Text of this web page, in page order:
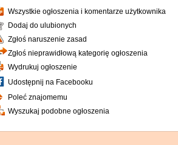
Wszystkie ogłoszenia i komentarze użytkownika
Dodaj do ulubionych
Zgłoś naruszenie zasad
Zgłoś nieprawidłową kategorię ogłoszenia
Wydrukuj ogłoszenie
Udostępnij na Facebooku
Poleć znajomemu
Wyszukaj podobne ogłoszenia